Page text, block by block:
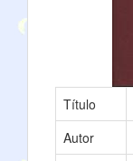
Título
Autor